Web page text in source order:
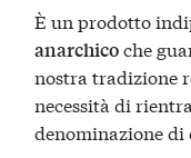
È un prodotto
anarchicoche
nostra tradizione
necessità di
denominazione di